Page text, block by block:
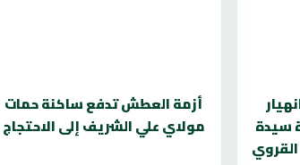
سيدة
أزمة العطش تدفع ساكنة حمات
مولاي علي الشريف إلى الاحتجاج